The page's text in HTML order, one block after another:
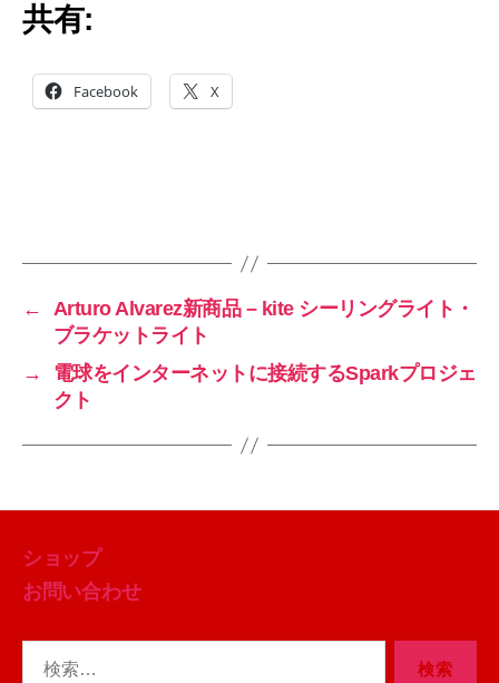
共有:
Facebook X
←
Arturo Alvarez新商品 – kite シーリングライト・
ブラケットライト
→
電球をインターネットに接続するSparkプロジェ
クト
ショップ
お問い合わせ